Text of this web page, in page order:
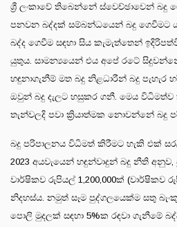
ශ්‍රී ලංකාවේ තිබෙන්නේ ස්වෙච්ඡාවෙන් බදු
පනවන බද්දක් සම්බන්ධයෙන් බදු ගෙවීමට
බද්ද ගෙවීම සඳහා සිය කැමැත්තෙන්
යුතුය. සාමන්‍යයෙන් එය අපේ රටේ
හඳුනාගැනීම් මත බදු නිළධාරීන් බදු
ඔවුන් බදු දැලට හසුකර ගනී. මෙය විධිමත්ව
තැන්වලදි පවා ක්‍රියාත්මක නොවන්නේ බදු
බදු පරිපාලනය විධිමත් කිරීමට හැකි එක්
2023 අයවැයෙන් හඳුන්වාදුන් බදු නීති
වාර්ෂිකව රුපියල් 1,200,000ක් (වාර්ෂිකව
නිදහස්ය. නමුත් සෑම පුද්ගලයෙක්ම සතු
පොලි මුදලක් සඳහා 5%ක රඳවා ගැනීමේ